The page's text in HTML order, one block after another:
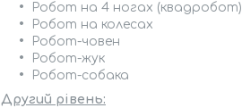
Робот на 4 ногах (квадробот)
Робот на колесах
Робот-човен
Робот-жук
Робот-собака
Другий рівень: